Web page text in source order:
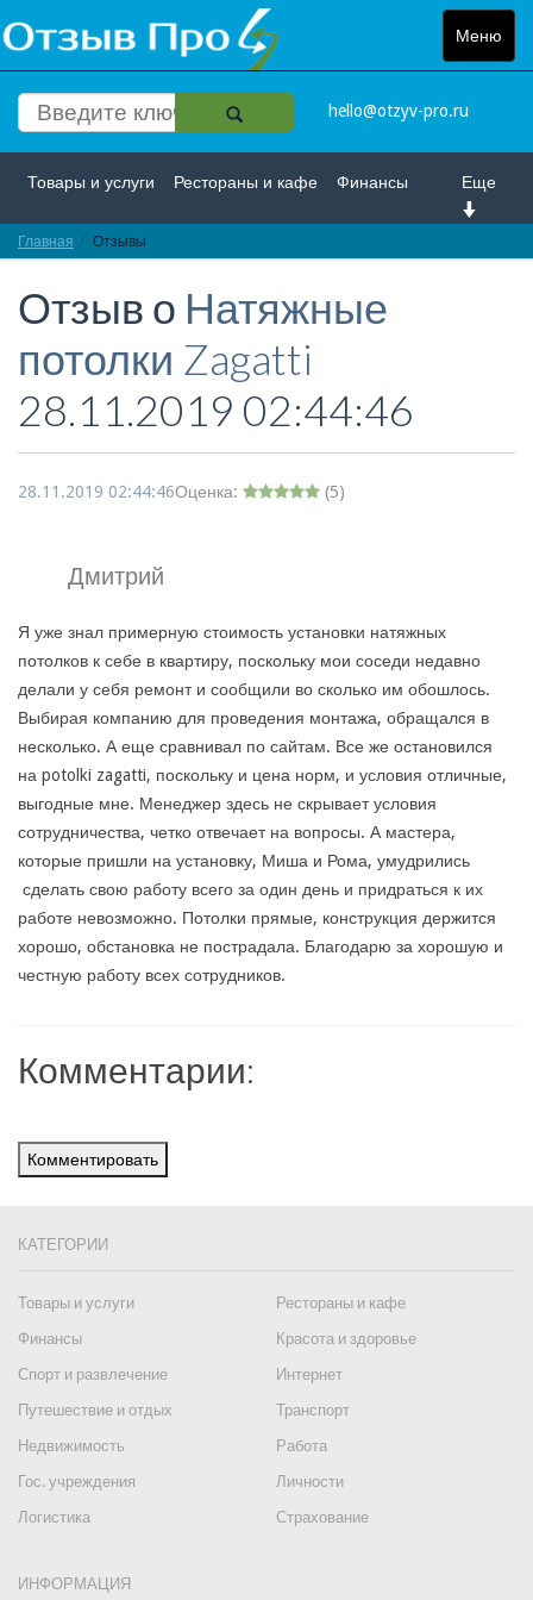
Меню
Toggle
hello@otzyv-pro.ru
Еще
Товары и услуги Рестораны и кафе Финансы
Красота и здоровье
Интернет Путешествие и отдых Транспорт
Недвижимость Работа Гос. учреждения
Личности Логистика Страхование
Главная Отзывы
Отзыв о Натяжные
потолки Zagatti
28.11.2019 02:44:46
28.11.2019 02:44:46Оценка: (5)
Дмитрий
Я уже знал примерную стоимость установки натяжных
потолков к себе в квартиру, поскольку мои соседи недавно
делали у себя ремонт и сообщили во сколько им обошлось.
Выбирая компанию для проведения монтажа, обращался в
несколько. А еще сравнивал по сайтам. Все же остановился
на potolki zagatti, поскольку и цена норм, и условия отличные,
выгодные мне. Менеджер здесь не скрывает условия
сотрудничества, четко отвечает на вопросы. А мастера,
которые пришли на установку, Миша и Рома, умудрились
сделать свою работу всего за один день и придраться к их
работе невозможно. Потолки прямые, конструкция держится
хорошо, обстановка не пострадала. Благодарю за хорошую и
честную работу всех сотрудников.
Комментарии:
Комментировать
КАТЕГОРИИ
Товары и услуги
Рестораны и кафе
Финансы
Красота и здоровье
Спорт и развлечение
Интернет
Путешествие и отдых
Транспорт
Недвижимость
Работа
Гос. учреждения
Личности
Логистика
Страхование
ИНФОРМАЦИЯ